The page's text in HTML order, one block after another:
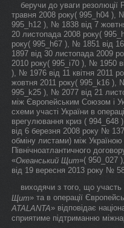
беручи до уваги
травня 2008 року( 995_h04 ),
995_h12 ), № 1838 від 7
20 листопада 2008 року(
року( 995_h67 ), № 1851 від
1897 від 30 листопада 2009
2010 року( 995_i70 ), № 1950
), № 1976 від 11 квітня 2011
жовтня 2011 року( 995_k16 ),
995_k25 ), № 2077 від 21
між Європейським Союзом і
схеми участі України в
врегулювання криз ( 994_648
від 6 березня 2008 року №
обміну листами) між Україною
Північноатлантичного
«Океанський Щит»( 950_027
від 19 вересня 2013 року №
виходячи з того, що участь
Щит» та в операції
ATALANTA» відповідає
сприятиме підтриманню